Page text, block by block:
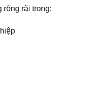
rãi trong: